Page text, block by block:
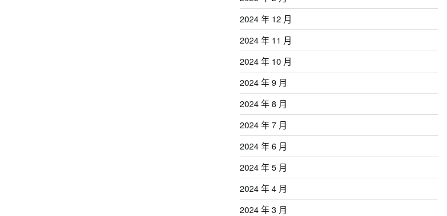
2024 年 12 月
2024 年 11 月
2024 年 10 月
2024 年 9 月
2024 年 8 月
2024 年 7 月
2024 年 6 月
2024 年 5 月
2024 年 4 月
2024 年 3 月